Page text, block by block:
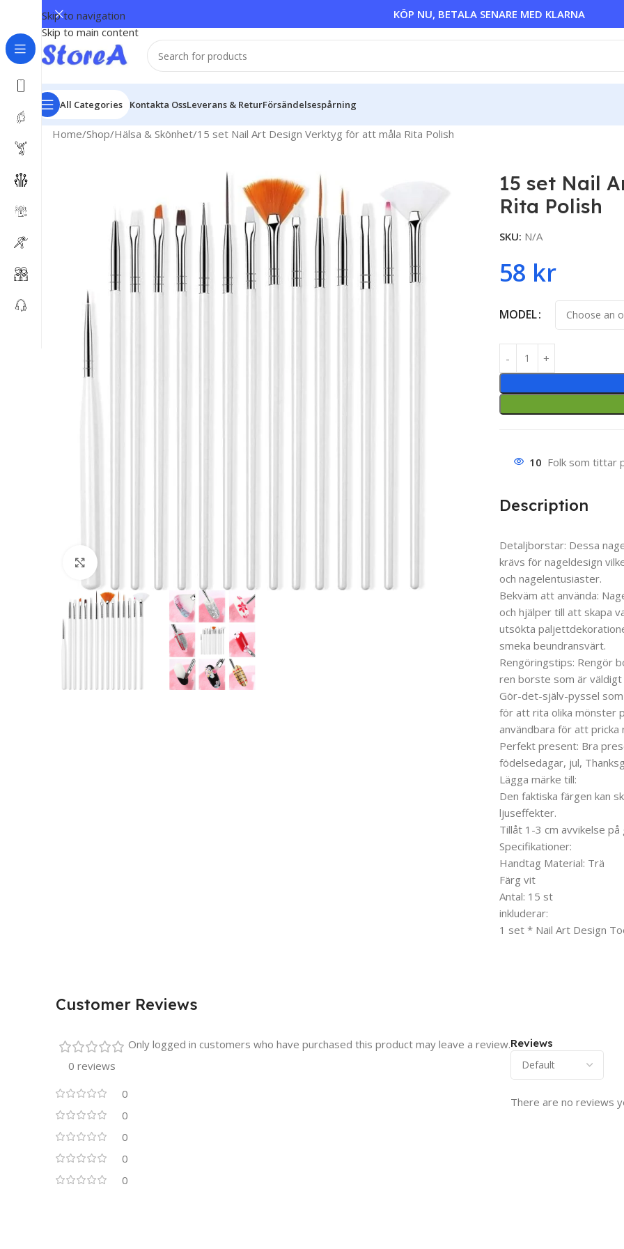
Skip to navigation
Skip to main content
KÖP NU, BETALA SENARE MED KLARNA
All Categories Kontakta OssLeverans & ReturFörsändelsespårning
Home Shop Hälsa & Skönhet 15 set Nail Art Design Verktyg för att måla Rita Polish
15 set Nail
Rita Polish
SKU: N/A
58 kr
MODEL
10 Folk som tittar
Description
Detaljborstar: Dessa
krävs för nageldesign
och nagelentusiaster.
Bekväm att använda:
och hjälper till att skapa
utsökta
smeka beundransvärt.
Rengöringstips: Rengör
ren borste som är
Gör-det-själv-pyssel
för att rita olika mönster
användbara för att pricka
Perfekt present: Bra
födelsedagar, jul,
Lägga märke till:
Den faktiska färgen kan
ljuseffekter.
Tillåt 1-3 cm avvikelse på
Specifikationer:
Handtag Material: Trä
Färg vit
Antal: 15 st
inkluderar:
1 set * Nail Art Design
Customer Reviews
0 reviews
0
0
0
0
0
Reviews
There are no reviews
Only logged in customers who have purchased this product may leave a review.